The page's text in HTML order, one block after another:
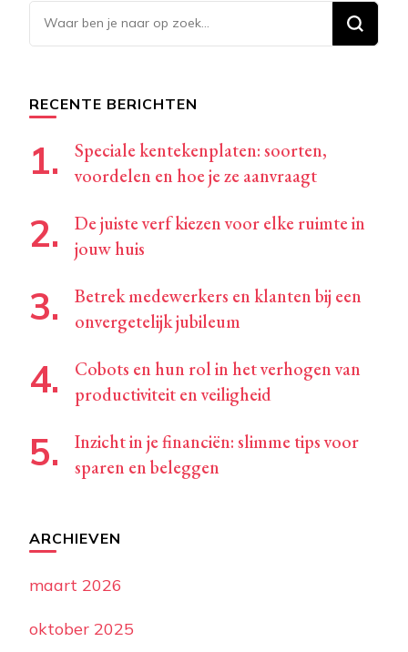
Op
zoek
RECENTE BERICHTEN
Speciale kentekenplaten: soorten,
voordelen en hoe je ze aanvraagt
De juiste verf kiezen voor elke ruimte in
jouw huis
Betrek medewerkers en klanten bij een
onvergetelijk jubileum
Cobots en hun rol in het verhogen van
productiviteit en veiligheid
Inzicht in je financiën: slimme tips voor
sparen en beleggen
ARCHIEVEN
maart 2026
oktober 2025